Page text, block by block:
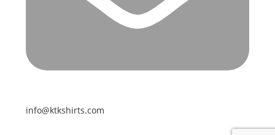
info@ktkshirts.com